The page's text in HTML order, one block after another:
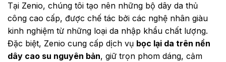
Tại Zenio, chúng tôi tạo nên những bộ dây da thủ
công cao cấp, được chế tác bởi các nghệ nhân giàu
kinh nghiệm từ những loại da nhập khẩu chất lượng.
Đặc biệt, Zenio cung cấp dịch vụ bọc lại da trên nền
dây cao su nguyên bản, giữ trọn phom dáng, cảm